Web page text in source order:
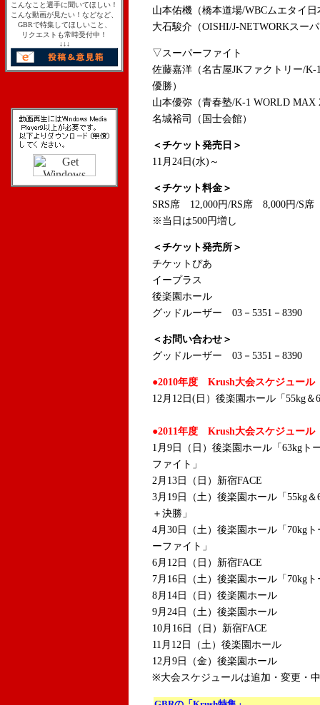
こんなこと選手に聞いてほしい！
こんな動画が見たい！などなど、
GBRで特集してほしいこと、
リクエストも常時受付中！
↓↓↓
山本佑機（橋本道場/WBCムエタイ
大石駿介（OISHI/J-NETWORKスー
▽スーパーファイト
佐藤嘉洋（名古屋JKファクトリー/
優勝）
山本優弥（青春塾/K-1 WORLD MAX
名城裕司（国士会館）
＜チケット発売日＞
11月24日(水)～
＜チケット料金＞
SRS席 12,000円/RS席 8,000円/S
※当日は500円増し
＜チケット発売所＞
チケットぴあ
イープラス
後楽園ホール
グッドルーザー 03－5351－8390
＜お問い合わせ＞
グッドルーザー 03－5351－8390
●2010年度 Krush大会スケジュール
12月12日(日）後楽園ホール「55kg
●2011年度 Krush大会スケジュール
1月9日（日）後楽園ホール「63kgト
ファイト」
2月13日（日）新宿FACE
3月19日（土）後楽園ホール「55kg
＋決勝」
4月30日（土）後楽園ホール「70kg
ーファイト」
6月12日（日）新宿FACE
7月16日（土）後楽園ホール「70kg
8月14日（日）後楽園ホール
9月24日（土）後楽園ホール
10月16日（日）新宿FACE
11月12日（土）後楽園ホール
12月9日（金）後楽園ホール
※大会スケジュールは追加・変更・